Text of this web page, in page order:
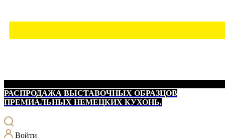
РАСПРОДАЖА ВЫСТАВОЧНЫХ ОБРАЗЦОВ
ПРЕМИАЛЬНЫХ НЕМЕЦКИХ КУХОНЬ.
Войти